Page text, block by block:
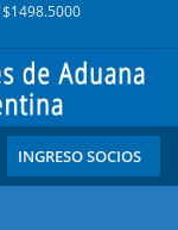
$1498.5000
INGRESO SOCIOS